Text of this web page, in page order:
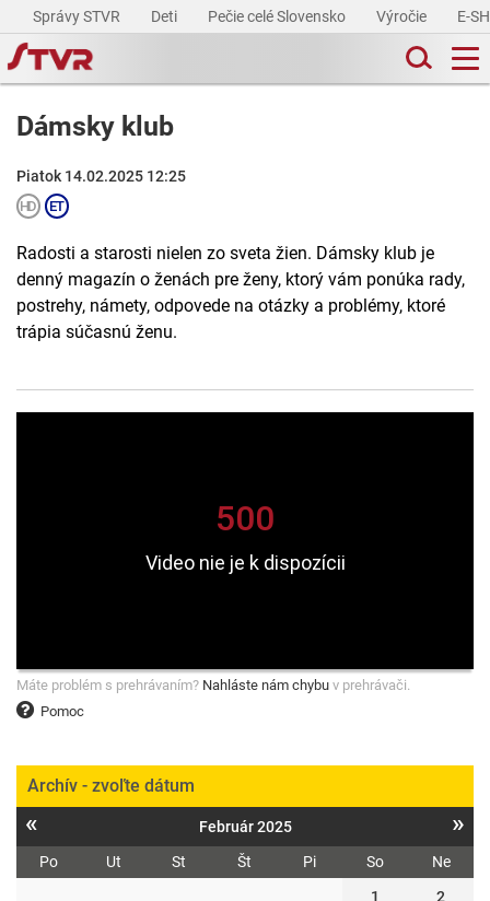
Správy STVR Deti Pečie celé Slovensko Výročie E-
Dámsky klub
Piatok 14.02.2025 12:25
Radosti a starosti nielen zo sveta žien. Dámsky klub je
denný magazín o ženách pre ženy, ktorý vám ponúka rady,
postrehy, námety, odpovede na otázky a problémy, ktoré
trápia súčasnú ženu.
Pomoc
Máte problém s prehrávaním? Nahláste nám chybu v prehrávači.
Archív - zvoľte dátum
« Február 2025 »
Po Ut St Št Pi So
Ne
1
2